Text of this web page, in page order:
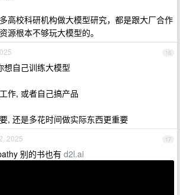
高校科研机构做大模型研究，都是跟大厂合作
源根本不够玩大模型的。
16
想自己训练大模型
作, 或者自己搞产品
, 还是多花时间做实际东西更重要
17
2025
别的书也有 d2l.ai